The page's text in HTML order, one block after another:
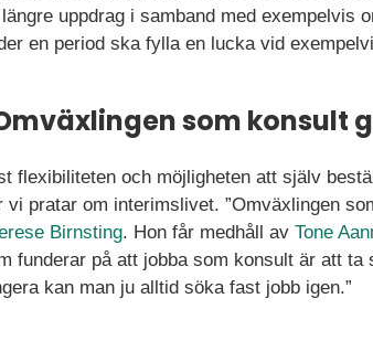
uppdrag i samband med exempelvis
en period ska fylla en lucka vid
som konsult
flexibiliteten och möjligheten att själv
vi pratar om interimslivet. ”Omväxlingen
Birnsting. Hon får medhåll av Tone
funderar på att jobba som konsult är att
kan man ju alltid söka fast jobb igen.”